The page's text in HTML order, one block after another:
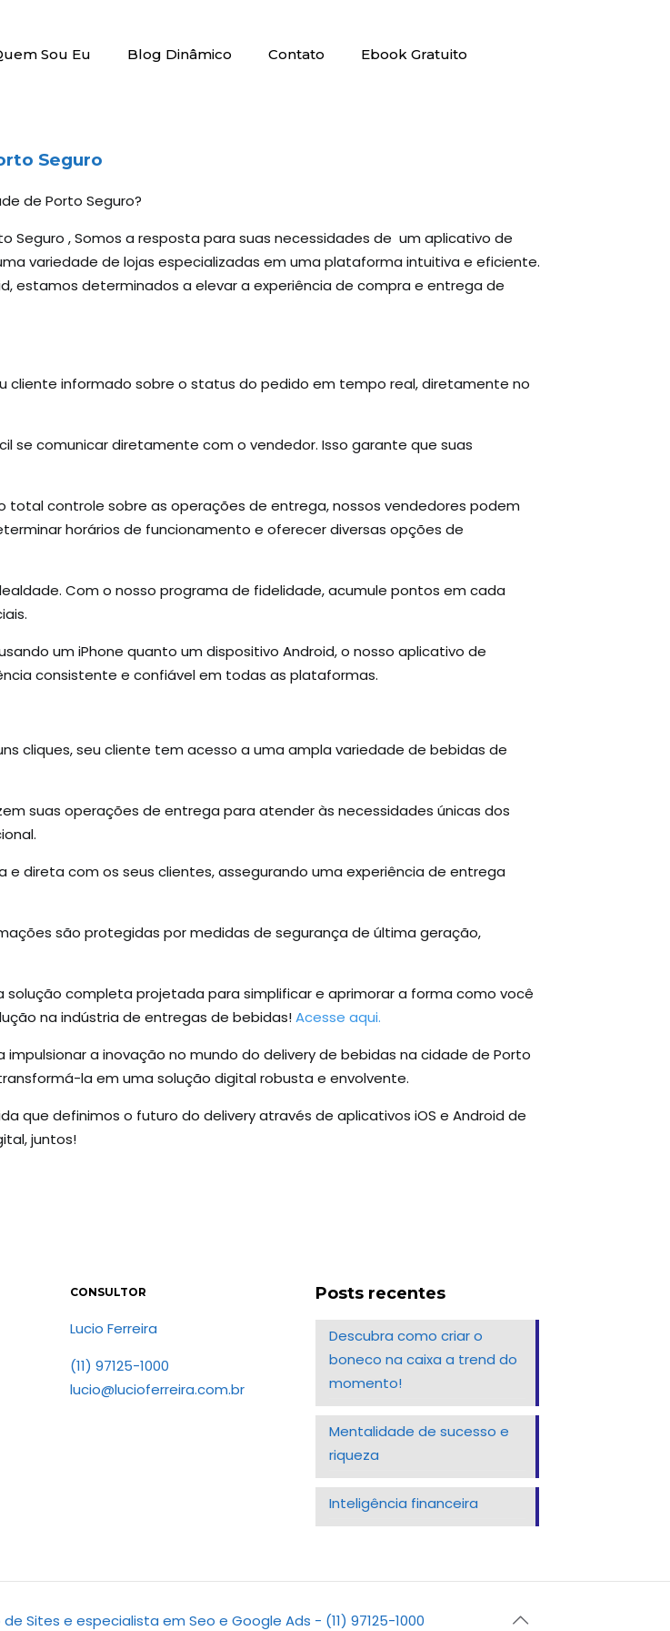
Sou Eu Blog Dinâmico Contato Ebook Gratuito
Seguro
de Porto Seguro?
Seguro , Somos a resposta para suas necessidades de um aplicativo de
variedade de lojas especializadas em uma plataforma intuitiva e eficiente.
estamos determinados a elevar a experiência de compra e entrega de
cliente informado sobre o status do pedido em tempo real, diretamente no
se comunicar diretamente com o vendedor. Isso garante que suas
total controle sobre as operações de entrega, nossos vendedores podem
horários de funcionamento e oferecer diversas opções de
Com o nosso programa de fidelidade, acumule pontos em cada
um iPhone quanto um dispositivo Android, o nosso aplicativo de
consistente e confiável em todas as plataformas.
cliques, seu cliente tem acesso a uma ampla variedade de bebidas de
suas operações de entrega para atender às necessidades únicas dos
e direta com os seus clientes, assegurando uma experiência de entrega
são protegidas por medidas de segurança de última geração,
completa projetada para simplificar e aprimorar a forma como você
na indústria de entregas de bebidas!Acesse aqui.
a inovação no mundo do delivery de bebidas na cidade de Porto
la em uma solução digital robusta e envolvente.
que definimos o futuro do delivery através de aplicativos iOS e Android de
juntos!
CONSULTOR
Lucio Ferreira
(11) 97125-1000
lucio@lucioferreira.com.br
Posts recentes
Descubra como criar o
boneco na caixa a trend do
momento!
Mentalidade de sucesso e
riqueza
Inteligência financeira
Sites e especialista em Seo e Google Ads - (11) 97125-1000